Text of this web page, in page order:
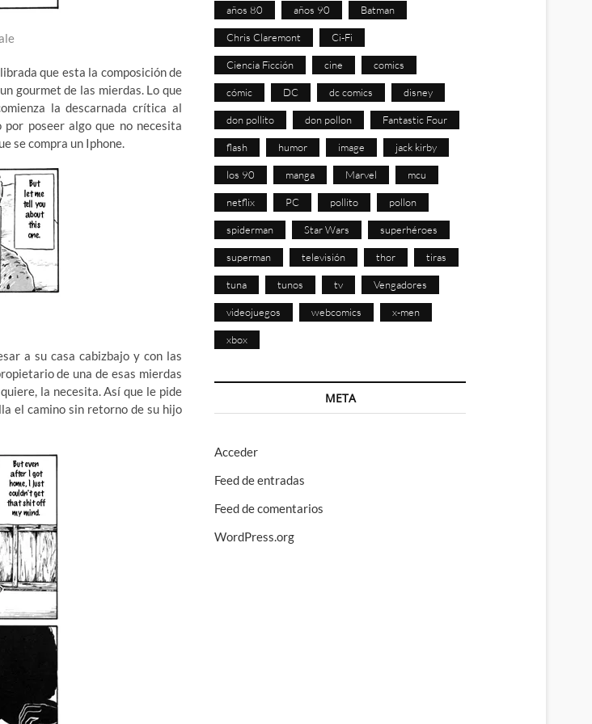
que esta la composición de
gourmet de las mierdas. Lo que
la descarnada crítica al
poseer algo que no necesita
se compra un Iphone.
a su casa cabizbajo y con las
de una de esas mierdas
la necesita. Así que le pide
el camino sin retorno de su hijo
años 80 años 90 Batman
Chris Claremont Ci-Fi
Ciencia Ficción cine comics
cómic DC dc comics disney
don pollito don pollon Fantastic Four
flash humor image jack kirby
los 90 manga Marvel mcu
netflix PC pollito pollon
spiderman Star Wars superhéroes
superman televisión thor tiras
tuna tunos tv Vengadores
videojuegos webcomics x-men
xbox
META
Acceder
Feed de entradas
Feed de comentarios
WordPress.org